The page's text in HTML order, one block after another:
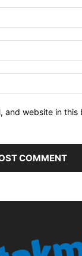
and website in this